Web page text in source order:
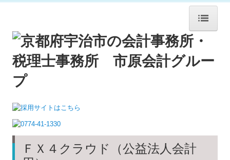
ホーム
法人概要
企業理念
職員紹介
書籍紹介
ＦＸ４クラウド（公益法人会計